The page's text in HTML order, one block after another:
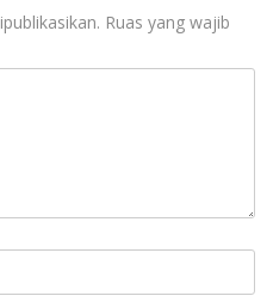
Ruas yang wajib